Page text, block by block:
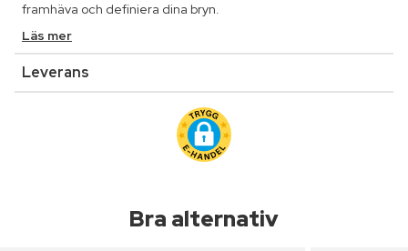
framhäva och definiera dina bryn.
Läs mer
Leverans
Bra alternativ